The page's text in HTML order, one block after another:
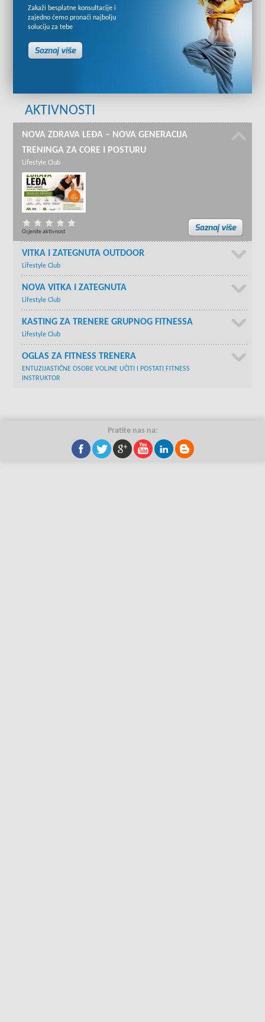
Zakaži besplatne konsultacije i
zajedno ćemo pronaći najbolju
soluciju za tebe
AKTIVNOSTI
NOVA ZDRAVA LEĐA – NOVA GENERACIJA
TRENINGA ZA CORE I POSTURU
Lifestyle Club
Ocjenite aktivnost
VITKA I ZATEGNUTA OUTDOOR
Lifestyle Club
NOVA VITKA I ZATEGNUTA
Lifestyle Club
KASTING ZA TRENERE GRUPNOG FITNESSA
Lifestyle Club
OGLAS ZA FITNESS TRENERA
ENTUZIJASTIČNE OSOBE VOLJNE UČITI I POSTATI FITNESS
INSTRUKTOR
Pratite nas na: